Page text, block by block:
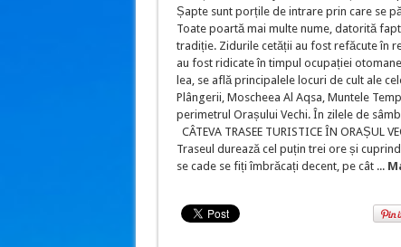
Șapte sunt porțile de intrare prin care se
Toate poartă mai multe nume, datorită
tradiție. Zidurile cetății au fost refăcute în
au fost ridicate în timpul ocupației
lea, se află principalele locuri de cult ale
Plângerii, Moscheea Al Aqsa, Muntele
perimetrul Orașului Vechi. În zilele de
CÂTEVA TRASEE TURISTICE ÎN
Traseul durează cel puțin trei ore și
se cade se fiți îmbrăcați decent, pe cât ...